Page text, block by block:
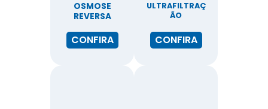
OSMOSE
REVERSA
CONFIRA
ULTRAFILTRAÇ
ÃO
CONFIRA